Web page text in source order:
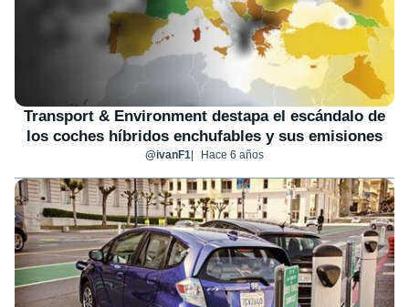
Transport & Environment destapa el escándalo de
los coches híbridos enchufables y sus emisiones
@ivanF1 Hace 6 años